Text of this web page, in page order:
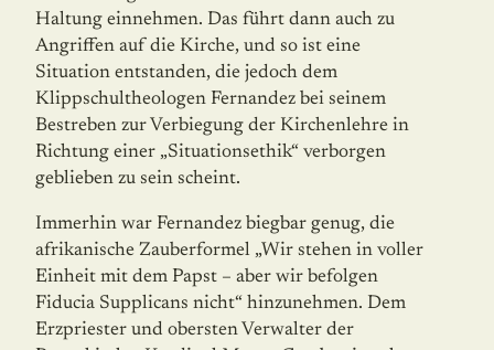
Haltung einnehmen. Das führt dann auch zu
Angriffen auf die Kirche, und so ist eine
Situation entstanden, die jedoch dem
Klippschultheologen Fernandez bei seinem
Bestreben zur Verbiegung der Kirchenlehre in
Richtung einer „Situationsethik“ verborgen
geblieben zu sein scheint.
Immerhin war Fernandez biegbar genug, die
afrikanische Zauberformel „Wir stehen in voller
Einheit mit dem Papst – aber wir befolgen
Fiducia Supplicans nicht“ hinzunehmen. Dem
Erzpriester und obersten Verwalter der